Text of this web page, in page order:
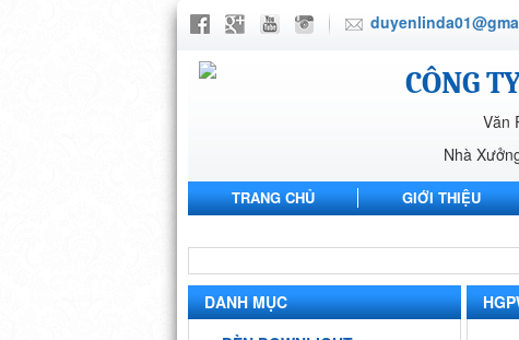
CÔNG
Văn
Nhà
TRANG CHỦ GIỚI THIỆU
DANH MỤC